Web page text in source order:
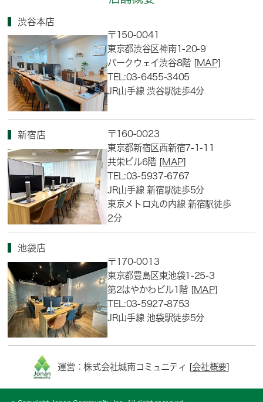
渋谷本店
〒150-0041
東京都渋谷区神南1-20-9
パークウェイ渋谷8階 [MAP]
TEL:03-6455-3405
JR山手線 渋谷駅徒歩4分
新宿店
〒160-0023
東京都新宿区西新宿7-1-11
共栄ビル6階 [MAP]
TEL:03-5937-6767
JR山手線 新宿駅徒歩5分
東京メトロ丸の内線 新宿駅徒歩
2分
池袋店
〒170-0013
東京都豊島区東池袋1-25-3
第2はやかわビル1階 [MAP]
TEL:03-5927-8753
JR山手線 池袋駅徒歩5分
運営：株式会社城南コミュニティ [会社概要]